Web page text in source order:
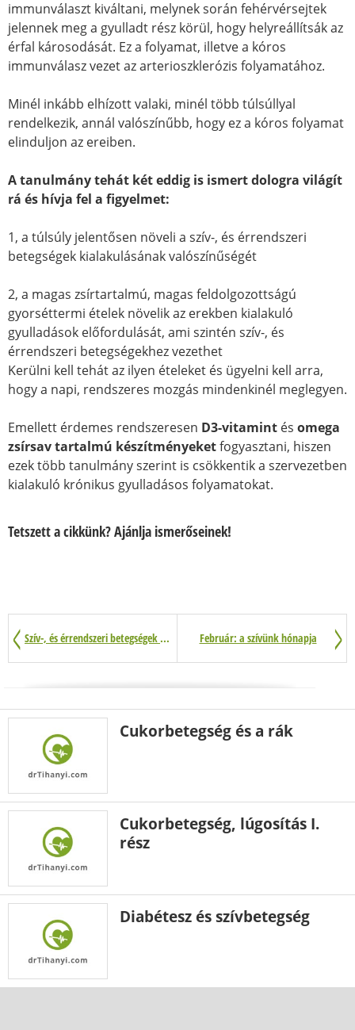
immunválaszt kiváltani, melynek során fehérvérsejtek
jelennek meg a gyulladt rész körül, hogy helyreállítsák az
érfal károsodását. Ez a folyamat, illetve a kóros
immunválasz vezet az arterioszklerózis folyamatához.
Minél inkább elhízott valaki, minél több túlsúllyal
rendelkezik, annál valószínűbb, hogy ez a kóros folyamat
elinduljon az ereiben.
A tanulmány tehát két eddig is ismert dologra világít
rá és hívja fel a figyelmet:
1, a túlsúly jelentősen növeli a szív-, és érrendszeri
betegségek kialakulásának valószínűségét
2, a magas zsírtartalmú, magas feldolgozottságú
gyorséttermi ételek növelik az erekben kialakuló
gyulladások előfordulását, ami szintén szív-, és
érrendszeri betegségekhez vezethet
Kerülni kell tehát az ilyen ételeket és ügyelni kell arra,
hogy a napi, rendszeres mozgás mindenkinél meglegyen.
Emellett érdemes rendszeresen D3-vitamint és omega
zsírsav tartalmú készítményeketfogyasztani, hiszen
ezek több tanulmány szerint is csökkentik a szervezetben
kialakuló krónikus gyulladásos folyamatokat.
Tetszett a cikkünk? Ajánlja ismerőseinek!
Szív-, és érrendszeri betegségek alternatív, természetes kezelése Február: a szívünk hónapja
Cukorbetegség és a rák
Cukorbetegség, lúgosítás I.
rész
Diabétesz és szívbetegség